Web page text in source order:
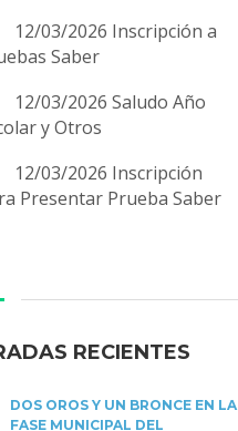
12/03/2026 Inscripción a
Saber
12/03/2026 Saludo Año
y Otros
12/03/2026 Inscripción
Presentar Prueba Saber
RECIENTES
DOS OROS Y UN BRONCE EN LA
FASE MUNICIPAL DEL